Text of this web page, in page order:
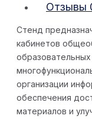
Отзывы
Стенд
кабинетов
организации
обеспечения
материалов и